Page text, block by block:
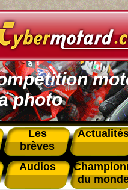
photo
Les
brèves
Audios
du